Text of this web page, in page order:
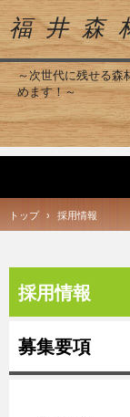
福 井 森
～次世代に残せる森
めます！～
トップ › 採用情報
採用情報
募集要項